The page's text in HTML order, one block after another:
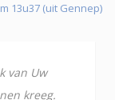
13u37 (uit Gennep)
van Uw
kreeg.